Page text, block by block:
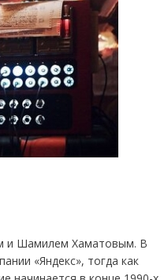
и Шамилем Хаматовым. В
«Яндекс», тогда как